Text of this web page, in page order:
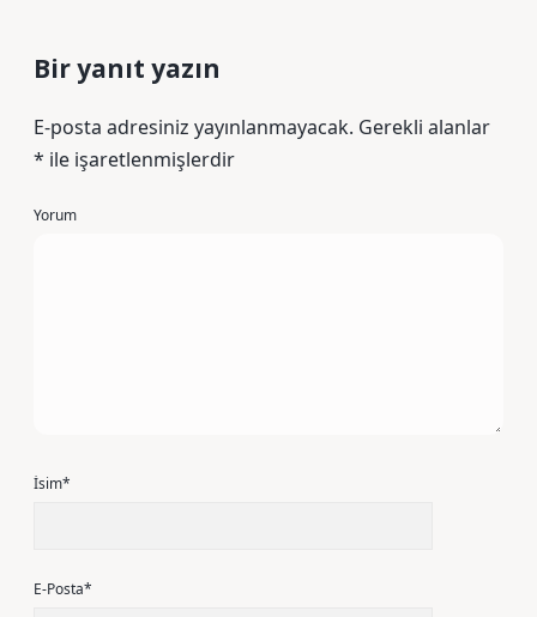
Bir yanıt yazın
E-posta adresiniz yayınlanmayacak. Gerekli alanlar
* ile işaretlenmişlerdir
Yorum
İsim*
E-Posta*